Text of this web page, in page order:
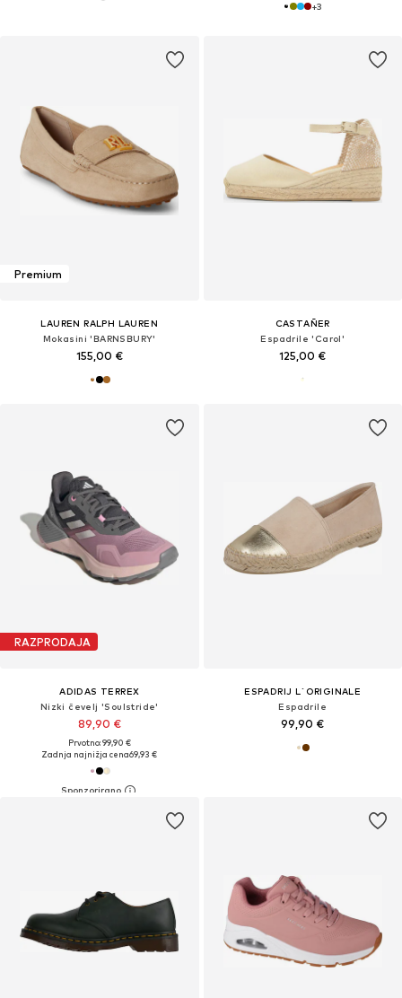
+3
Premium
LAUREN RALPH LAUREN
Mokasini 'BARNSBURY'
155,00 €
CASTAÑER
Espadrile 'Carol'
125,00 €
RAZPRODAJA
ADIDAS TERREX
Nizki čevelj 'Soulstride'
89,90 €
Prvotno: 99,90 €
Zadnja najnižja cena69,93 €
ESPADRIJ L´ORIGINALE
Espadrile
99,90 €